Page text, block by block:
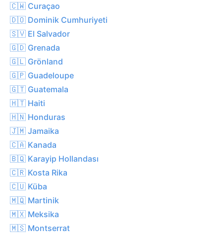
🇨🇼 Curaçao
🇩🇴 Dominik Cumhuriyeti
🇸🇻 El Salvador
🇬🇩 Grenada
🇬🇱 Grönland
🇬🇵 Guadeloupe
🇬🇹 Guatemala
🇭🇹 Haiti
🇭🇳 Honduras
🇯🇲 Jamaika
🇨🇦 Kanada
🇧🇶 Karayip Hollandası
🇨🇷 Kosta Rika
🇨🇺 Küba
🇲🇶 Martinik
🇲🇽 Meksika
🇲🇸 Montserrat